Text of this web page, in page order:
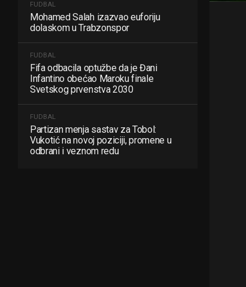
FUDBAL
Mohamed Salah izazvao euforiju
dolaskom u Trabzonspor
FUDBAL
Fifa odbacila optužbe da je Đani
Infantino obećao Maroku finale
Svetskog prvenstva 2030
FUDBAL
Partizan menja sastav za Tobol:
Vukotić na novoj poziciji, promene u
odbrani i veznom redu